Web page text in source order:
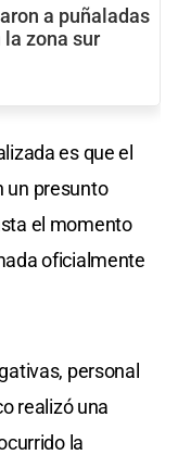
a puñaladas
la zona sur
es que el
un presunto
el momento
oficialmente
personal
realizó una
la